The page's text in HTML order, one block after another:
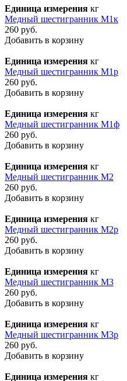
Единица измерения кг
Медный шестигранник М1к
260 руб.
Добавить в корзину
Единица измерения кг
Медный шестигранник М1р
260 руб.
Добавить в корзину
Единица измерения кг
Медный шестигранник М1ф
260 руб.
Добавить в корзину
Единица измерения кг
Медный шестигранник М2
260 руб.
Добавить в корзину
Единица измерения кг
Медный шестигранник М2р
260 руб.
Добавить в корзину
Единица измерения кг
Медный шестигранник М3
260 руб.
Добавить в корзину
Единица измерения кг
Медный шестигранник М3р
260 руб.
Добавить в корзину
Единица измерения кг